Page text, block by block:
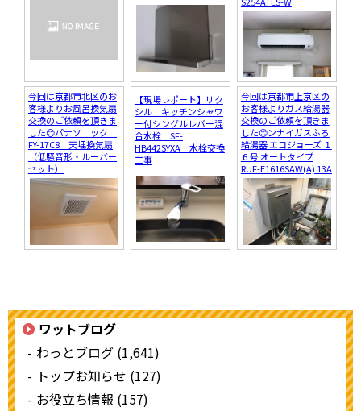
今回は京都市北区のお
客様よりお風呂換気扇
交換のご依頼を頂きま
した😊パナソニック
FY-17C8 天埋換気扇
（低騒音形・ルーバー
セット）
【現場レポート】リク
シル キッチンシャワ
ー付シングルレバー混
合水栓 SF-
HB442SYXA 水栓交換
工事
今回は京都市上京区の
お客様よりガス給湯器
交換のご依頼を頂きま
した😊ンナイガスふろ
給湯器 エコジョーズ １
６号 オートタイプ
RUF-E1616SAW(A) 13A
ワットブログ
わっとブログ (1,641)
トップお知らせ (127)
お役立ち情報 (157)